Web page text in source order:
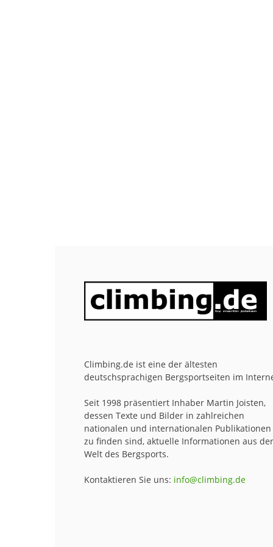
Climbing.de ist eine der ältesten
deutschsprachigen Bergsportseiten im
Seit 1998 präsentiert Inhaber Martin Joisten,
dessen Texte und Bilder in zahlreichen
nationalen und internationalen Publikationen
zu finden sind, aktuelle Informationen aus der
Welt des Bergsports.
Kontaktieren Sie uns: info@climbing.de